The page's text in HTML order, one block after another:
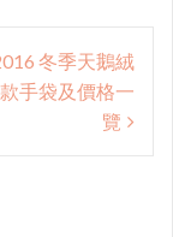
冬季天鵝絨
手袋及價格一
覽